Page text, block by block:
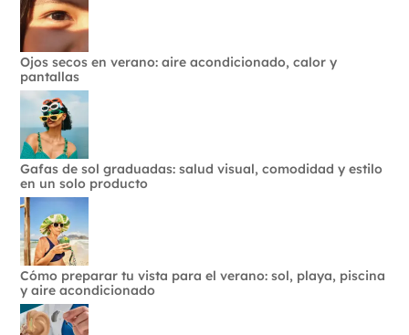
Ojos secos en verano: aire acondicionado, calor y
pantallas
Gafas de sol graduadas: salud visual, comodidad y estilo
en un solo producto
Cómo preparar tu vista para el verano: sol, playa, piscina
y aire acondicionado